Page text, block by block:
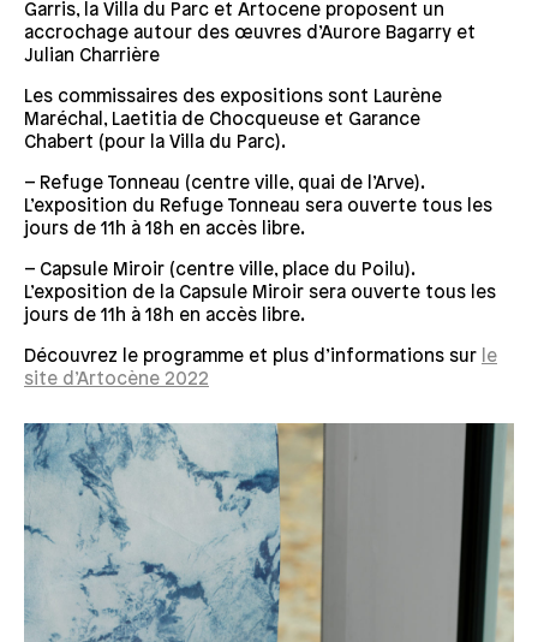
Garris, la Villa du Parc et Artocene proposent un
accrochage autour des œuvres d’Aurore Bagarry et
Julian Charrière
Les commissaires des expositions sont Laurène
Maréchal, Laetitia de Chocqueuse et Garance
Chabert (pour la Villa du Parc).
– Refuge Tonneau (centre ville, quai de l’Arve).
L’exposition du Refuge Tonneau sera ouverte tous les
jours de 11h à 18h en accès libre.
– Capsule Miroir (centre ville, place du Poilu).
L’exposition de la Capsule Miroir sera ouverte tous les
jours de 11h à 18h en accès libre.
Découvrez le programme et plus d’informations sur le
site d’Artocène 2022